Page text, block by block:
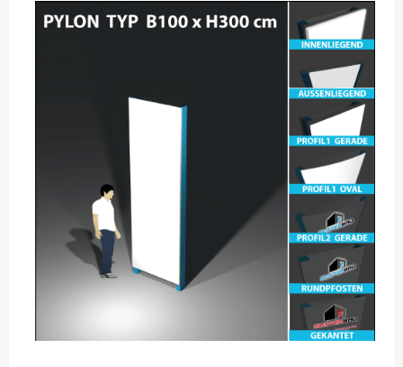
TIP4 AUSSTATTUNGEN
TIP7 BAUANTRAG STATIK
TIP8 BESCHRIFTUNGEN
TIP9 GELASERTES ACRYL
TIP10 SYSTEMFERTIGUNG
TIP11 ALLES ROSTFREI!
TIP13 DIE MONTAGE.